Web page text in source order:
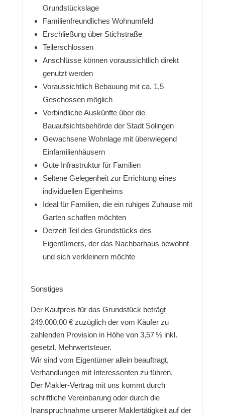
Grundstückslage
Familienfreundliches Wohnumfeld
Erschließung über Stichstraße
Teilerschlossen
Anschlüsse können voraussichtlich direkt
genutzt werden
Voraussichtlich Bebauung mit ca. 1,5
Geschossen möglich
Verbindliche Auskünfte über die
Bauaufsichtsbehörde der Stadt Solingen
Gewachsene Wohnlage mit überwiegend
Einfamilienhäusern
Gute Infrastruktur für Familien
Seltene Gelegenheit zur Errichtung eines
individuellen Eigenheims
Ideal für Familien, die ein ruhiges Zuhause mit
Garten schaffen möchten
Derzeit Teil des Grundstücks des
Eigentümers, der das Nachbarhaus bewohnt
und sich verkleinern möchte
Sonstiges
Der Kaufpreis für das Grundstück beträgt
249.000,00 € zuzüglich der vom Käufer zu
zahlenden Provision in Höhe von 3,57 % inkl.
gesetzl. Mehrwertsteuer.
Wir sind vom Eigentümer allein beauftragt,
Verhandlungen mit Interessenten zu führen.
Der Makler-Vertrag mit uns kommt durch
schriftliche Vereinbarung oder durch die
Inanspruchnahme unserer Maklertätigkeit auf der